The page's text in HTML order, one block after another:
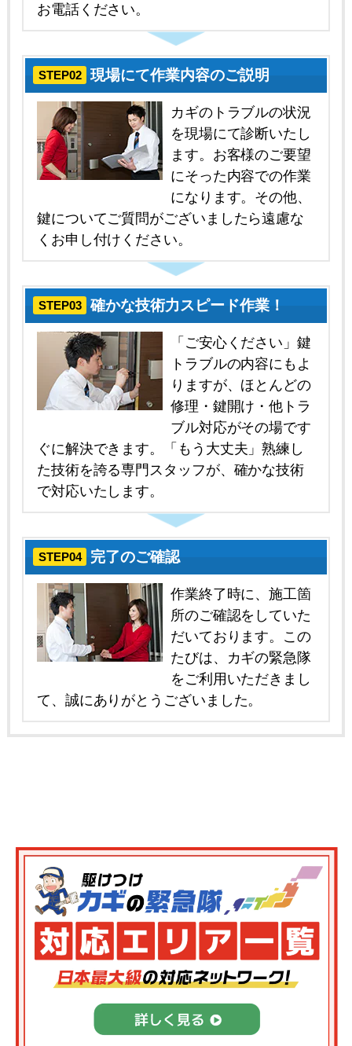
お電話ください。
STEP02 現場にて作業内容のご説明
カギのトラブルの状況
を現場にて診断いたし
ます。お客様のご要望
にそった内容での作業
になります。その他、
鍵についてご質問がございましたら遠慮な
くお申し付けください。
STEP03 確かな技術力スピード作業！
「ご安心ください」鍵
トラブルの内容にもよ
りますが、ほとんどの
修理・鍵開け・他トラ
ブル対応がその場です
ぐに解決できます。「もう大丈夫」熟練し
た技術を誇る専門スタッフが、確かな技術
で対応いたします。
STEP04 完了のご確認
作業終了時に、施工箇
所のご確認をしていた
だいております。この
たびは、カギの緊急隊
をご利用いただきまし
て、誠にありがとうございました。